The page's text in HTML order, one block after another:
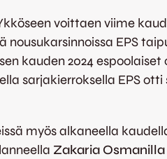
voittaen viime
EPS
kauden 2024
sarjakierroksella EPS otti
myös alkaneella
Zakaria Osmanilla